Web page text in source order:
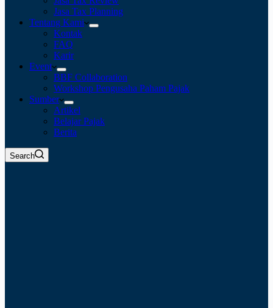
Jasa Tax Planning
Tentang Kami
Kontak
FAQ
Karir
Event
BBF Collaboration
Workshop Pengusaha Paham Pajak
Sumber
Artikel
Belajar Pajak
Berita
Search